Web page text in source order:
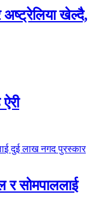
अष्ट्रेलिया खेल्दै,
र सोमपाललाई